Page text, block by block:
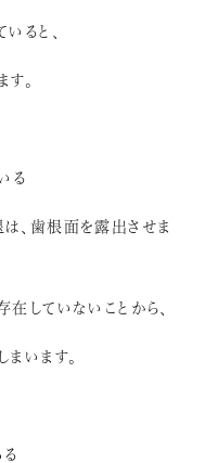
ると、
。
る
、歯根面を露出させま
していないことから、
います。